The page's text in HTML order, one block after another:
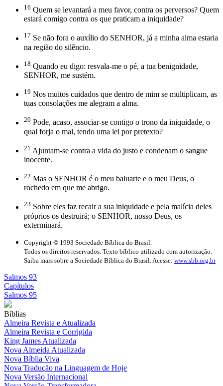
16 Quem se levantará a meu favor, contra os perversos? Quem
estará comigo contra os que praticam a iniquidade?
17 Se não fora o auxílio do SENHOR, já a minha alma estaria
na região do silêncio.
18 Quando eu digo: resvala-me o pé, a tua benignidade,
SENHOR, me sustém.
19 Nos muitos cuidados que dentro de mim se multiplicam, as
tuas consolações me alegram a alma.
20 Pode, acaso, associar-se contigo o trono da iniquidade, o
qual forja o mal, tendo uma lei por pretexto?
21 Ajuntam-se contra a vida do justo e condenam o sangue
inocente.
22 Mas o SENHOR é o meu baluarte e o meu Deus, o
rochedo em que me abrigo.
23 Sobre eles faz recair a sua iniquidade e pela malícia deles
próprios os destruirá; o SENHOR, nosso Deus, os
exterminará.
Copyright © 1993 Sociedade Bíblica do Brasil.
Todos os direitos reservados. Texto bíblico utilizado com autorização.
Saiba mais sobre a Sociedade Bíblica do Brasil. Acesse: www.sbb.org.br
Salmos 93
Capítulos
Salmos 95
Bíblias
Almeira Revista e Atualizada
Almeira Revista e Corrigida
King James Atualizada
Nova Almeida Atualizada
Nova Bíblia Viva
Nova Tradução na Linguagem de Hoje
Nova Versão Internacional